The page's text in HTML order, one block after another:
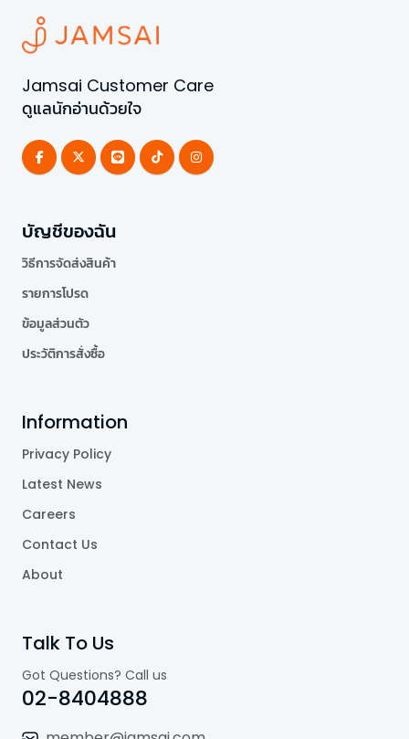
Jamsai Customer Care
ดูแลนักอ่านด้วยใจ
บัญชีของฉัน
วิธีการจัดส่งสินค้า
รายการโปรด
ข้อมูลส่วนตัว
ประวัติการสั่งซื้อ
Information
Privacy Policy
Latest News
Careers
Contact Us
About
Talk To Us
Got Questions? Call us
02-8404888